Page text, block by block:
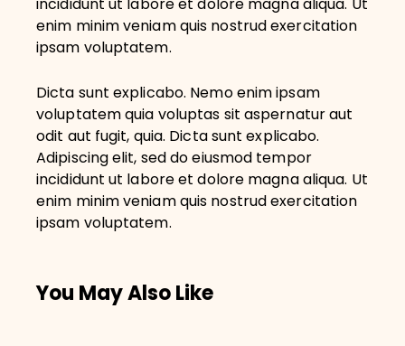
incididunt ut labore et dolore magna aliqua. Ut
enim minim veniam quis nostrud exercitation
ipsam voluptatem.
Dicta sunt explicabo. Nemo enim ipsam
voluptatem quia voluptas sit aspernatur aut
odit aut fugit, quia. Dicta sunt explicabo.
Adipiscing elit, sed do eiusmod tempor
incididunt ut labore et dolore magna aliqua. Ut
enim minim veniam quis nostrud exercitation
ipsam voluptatem.
You May Also Like